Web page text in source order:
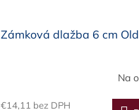
Zámková dlažba 6 cm
Na
€14,11 bez DPH